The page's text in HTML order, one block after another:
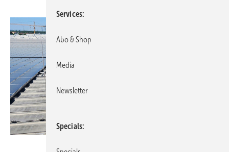
Services
Abo & Shop
Media
Newsletter
Specials